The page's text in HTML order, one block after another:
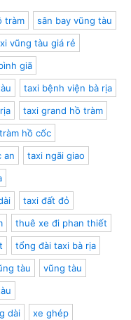
tràm
sân bay vũng tàu
vũng tàu giá rẻ
giã
taxi bệnh viện bà rịa
taxi grand hồ tràm
hồ cốc
an
taxi ngãi giao
taxi đất đỏ
thuê xe đi phan thiết
tổng đài taxi bà rịa
tàu
vũng tàu
dài
xe ghép